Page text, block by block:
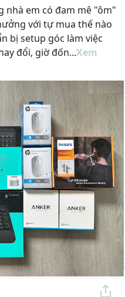
nhà em có đam mê "ôm"
với tự mua thế nào
bị setup góc làm việc
đổi, giờ đốn...Xem